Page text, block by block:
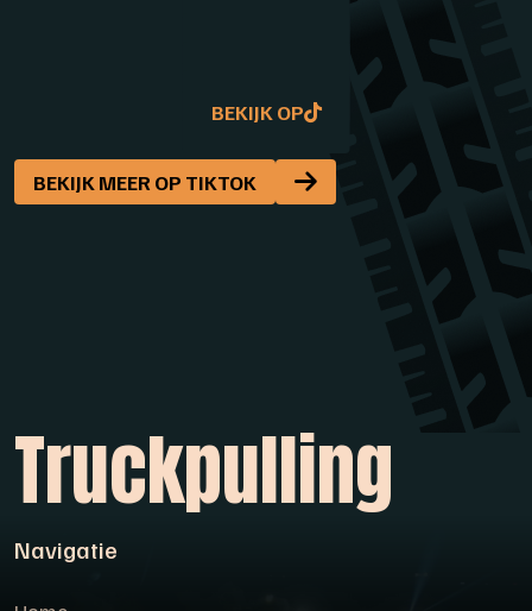
BEKIJK OP
BEKIJK MEER OP TIKTOK
Truckpulling
Navigatie